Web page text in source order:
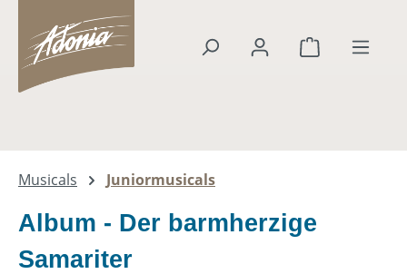
springen
Warenkorb
Musicals Juniormusicals
Album - Der barmherzige
Samariter